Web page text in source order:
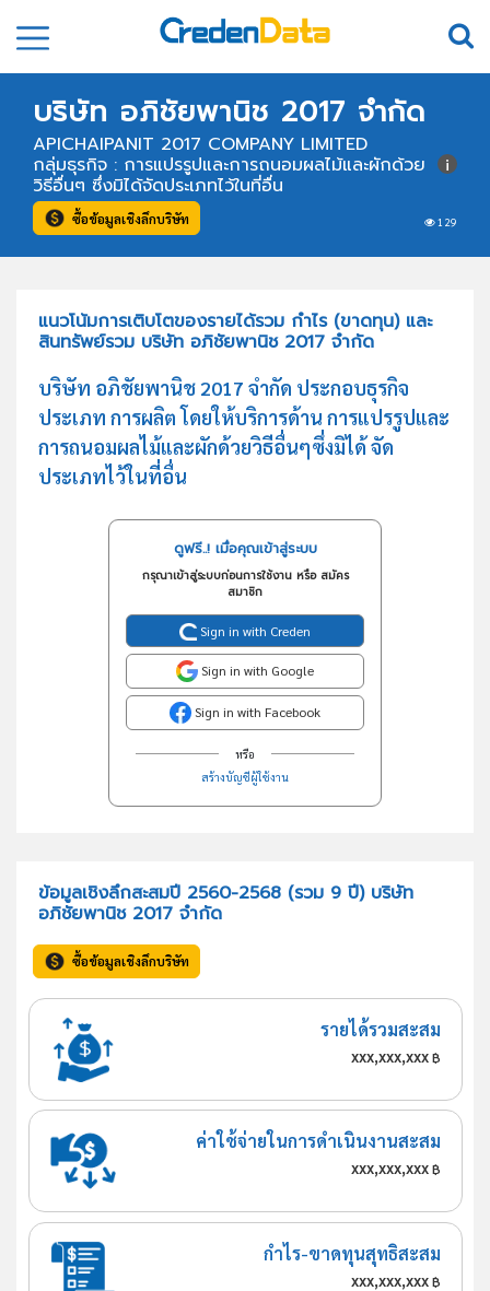
บริษัท อภิชัยพานิช 2017 จำกัด
APICHAIPANIT 2017 COMPANY LIMITED
129
กลุ่มธุรกิจ : การแปรรูปและการถนอมผลไม้และผักด้วย
วิธีอื่นๆ ซึ่งมิได้จัดประเภทไว้ในที่อื่น
ซื้อข้อมูลเชิงลึกบริษัท
แนวโน้มการเติบโตของรายได้รวม กำไร (ขาดทุน) และ
สินทรัพย์รวม บริษัท อภิชัยพานิช 2017 จำกัด
บริษัท อภิชัยพานิช 2017 จำกัด ประกอบธุรกิจ
ประเภท การผลิต โดยให้บริการด้าน การแปรรูปและ
การถนอมผลไม้และผักด้วยวิธีอื่นๆซึ่งมิได้ จัด
ประเภทไว้ในที่อื่น
ดูฟรี..! เมื่อคุณเข้าสู่ระบบ
กรุณาเข้าสู่ระบบก่อนการใช้งาน หรือ สมัคร
สมาชิก
Sign in with Creden
Sign in with Google
Sign in with Facebook
หรือ
สร้างบัญชีผู้ใช้งาน
ข้อมูลเชิงลึกสะสมปี 2560-2568 (รวม 9 ปี) บริษัท
อภิชัยพานิช 2017 จำกัด
ซื้อข้อมูลเชิงลึกบริษัท
รายได้รวมสะสม
xxx,xxx,xxx฿
ค่าใช้จ่ายในการดำเนินงานสะสม
xxx,xxx,xxx฿
กำไร-ขาดทุนสุทธิสะสม
xxx,xxx,xxx฿